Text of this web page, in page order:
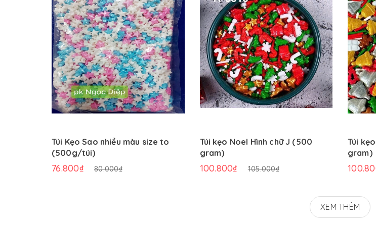
Túi Kẹo Sao nhiều màu size to
(500g/túi)
76.800₫ 80.000₫
Túi kẹo Noel Hình chữ J (500
gram)
100.800₫ 105.000₫
Túi
gram)
XEM THÊM